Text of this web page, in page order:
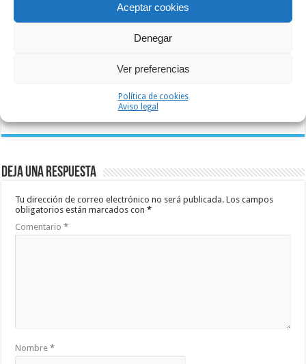
Aceptar cookies
Denegar
Ver preferencias
Política de cookies
Aviso legal
Crónica del Campeonato de Cataluña 2022 en El Bruc
Deja una respuesta
Tu dirección de correo electrónico no será publicada. Los campos
obligatorios están marcados con*
Comentario*
Nombre*